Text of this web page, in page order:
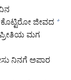
ಕೊಟ್ಟಿರೋ ಜೀವದ +
ಮಗ
ನಿನಗೆ ಅಪಾರ